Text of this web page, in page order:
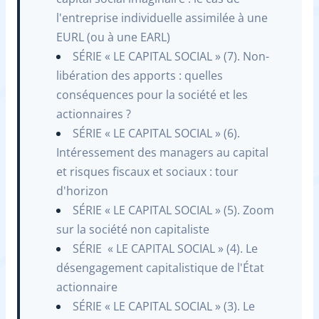
l'entreprise individuelle assimilée à une
EURL (ou à une EARL)
SÉRIE « LE CAPITAL SOCIAL » (7). Non-
libération des apports : quelles
conséquences pour la société et les
actionnaires ?
SÉRIE ­« LE CAPITAL SOCIAL » (6).
Intéressement des managers au capital
et risques fiscaux et sociaux : tour
d'horizon
SÉRIE « LE CAPITAL SOCIAL » (5). Zoom
sur la société non capitaliste
SÉRIE ­ « LE CAPITAL SOCIAL » (4). Le
désengagement capitalistique de l'État
actionnaire
SÉRIE « LE CAPITAL SOCIAL » (3). Le